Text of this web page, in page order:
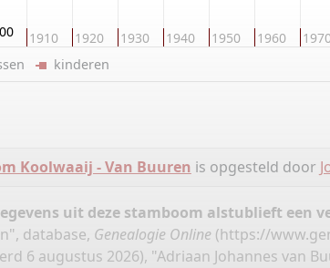
1910 1920 1930 1940 1950 1960
kinderen
Koolwaaij - Van Buuren is opgesteld door
uit deze stamboom alstublieft een
database, Genealogie Online (https://
6 augustus 2026), "Adriaan Johannes van